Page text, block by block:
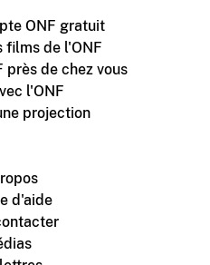
ONF gratuit
films de l'ONF
près de chez vous
l'ONF
projection
d'aide